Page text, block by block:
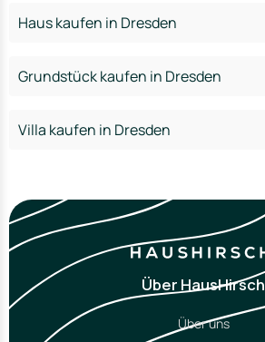
Haus kaufen in Dresden
Grundstück kaufen in Dresden
Villa kaufen in Dresden
Über HausHirsch
Über uns